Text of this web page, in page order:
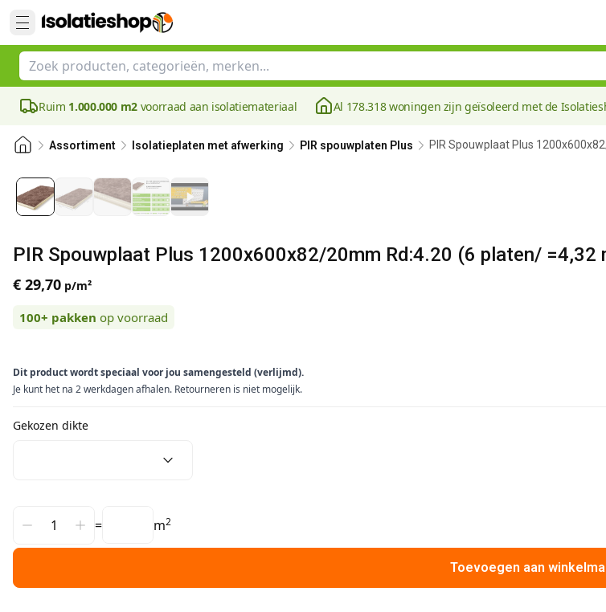
Ruim 1.000.000 m2 voorraad aan isolatiemateriaal Al 178.318 woningen zijn geïsoleerd met de
Assortiment Isolatieplaten met afwerking PIR spouwplaten Plus PIR Spouwplaat Plus
PIR Spouwplaat Plus 1200x600x82/20mm Rd:4.20 (6 platen/ =4,32
€ 29,70 p/m²
100+ pakken op voorraad
Dit product wordt speciaal voor jou samengesteld (verlijmd).
Je kunt het na 2 werkdagen afhalen. Retourneren is niet mogelijk.
Gekozen dikte
= m2
Toevoegen aan